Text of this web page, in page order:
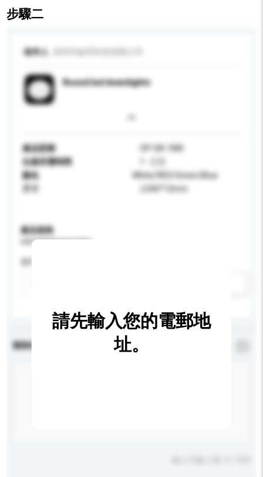
步驟二
收件人
Round led downlights
產品型號
OP-D8-18W
生產所需時間
顏色
White/RED/Green/Blue
∮240*13mm
產品規格
請提供您對產品的特定要求。
查詢內容
請先輸入您的電郵地
址。